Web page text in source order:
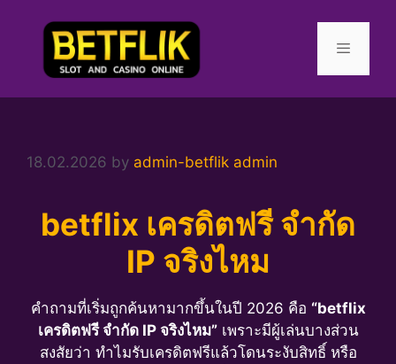
Menu
18.02.2026 by admin-betflik admin
betflix เครดิตฟรี จำกัด
IP จริงไหม
คำถามที่เริ่มถูกค้นหามากขึ้นในปี 2026 คือ “betflix
เครดิตฟรี จำกัด IP จริงไหม”เพราะมีผู้เล่นบางส่วน
สงสัยว่า ทำไมรับเครดิตฟรีแล้วโดนระงับสิทธิ์ หรือ